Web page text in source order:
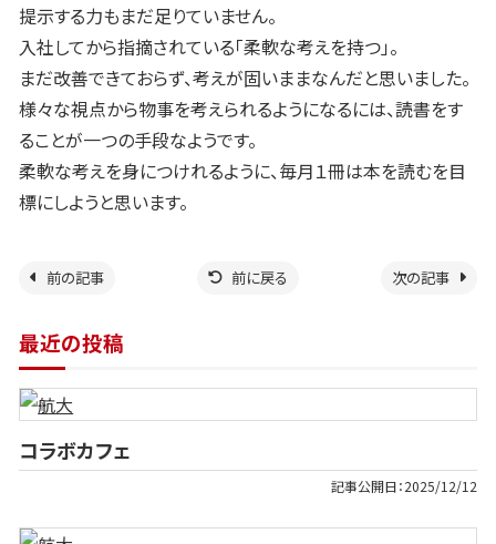
提示する力もまだ足りていません。
入社してから指摘されている「柔軟な考えを持つ」。
まだ改善できておらず、考えが固いままなんだと思いました。
様々な視点から物事を考えられるようになるには、読書をす
ることが一つの手段なようです。
柔軟な考えを身につけれるように、毎月１冊は本を読むを目
標にしようと思います。
前の記事 前に戻る 次の記事
最近の投稿
コラボカフェ
記事公開日：2025/12/12